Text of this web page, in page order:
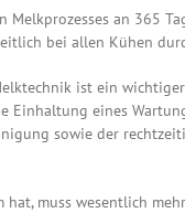
an 365
bei allen Kühen
ist ein
Einhaltung eines
sowie der
hat, muss wesentlich